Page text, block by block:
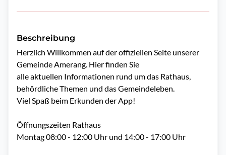
Beschreibung
Herzlich Willkommen auf der offiziellen Seite unserer
Gemeinde Amerang. Hier finden Sie
alle aktuellen Informationen rund um das Rathaus,
behördliche Themen und das Gemeindeleben.
Viel Spaß beim Erkunden der App!
Öffnungszeiten Rathaus
Montag 08:00 - 12:00 Uhr und 14:00 - 17:00 Uhr